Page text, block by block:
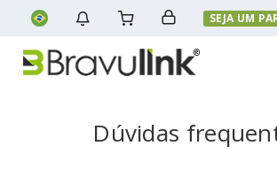
SEJA UM
Dúvidas